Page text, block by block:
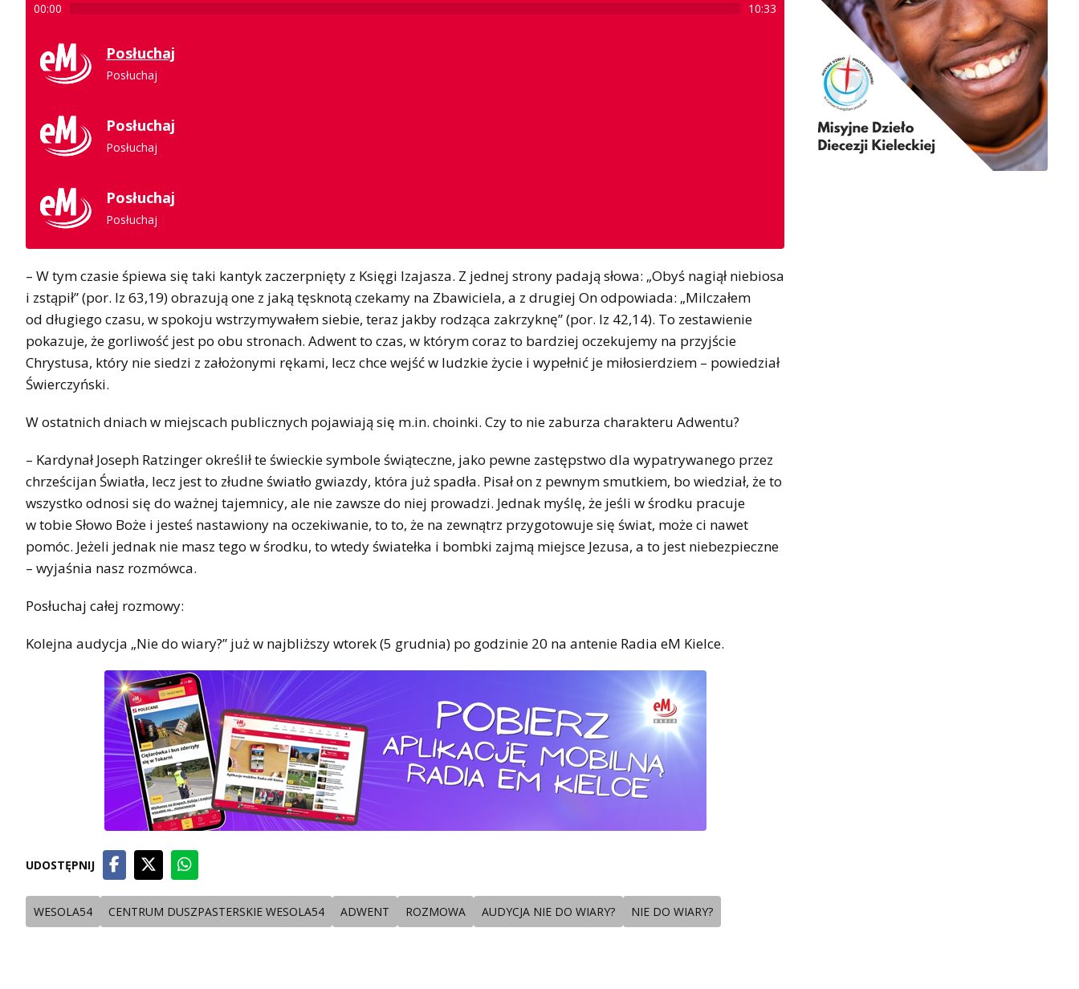
00:00 10:33
Posłuchaj
Posłuchaj
Posłuchaj
Posłuchaj
Posłuchaj
Posłuchaj
– W tym czasie śpiewa się taki kantyk zaczerpnięty z Księgi Izajasza. Z jednej strony padają słowa: „Obyś nagiął niebiosa
i zstąpił” (por. Iz 63,19) obrazują one z jaką tęsknotą czekamy na Zbawiciela, a z drugiej On odpowiada: „Milczałem
od długiego czasu, w spokoju wstrzymywałem siebie, teraz jakby rodząca zakrzyknę” (por. Iz 42,14). To zestawienie
pokazuje, że gorliwość jest po obu stronach. Adwent to czas, w którym coraz to bardziej oczekujemy na przyjście
Chrystusa, który nie siedzi z założonymi rękami, lecz chce wejść w ludzkie życie i wypełnić je miłosierdziem – powiedział
Świerczyński.
W ostatnich dniach w miejscach publicznych pojawiają się m.in. choinki. Czy to nie zaburza charakteru Adwentu?
– Kardynał Joseph Ratzinger określił te świeckie symbole świąteczne, jako pewne zastępstwo dla wypatrywanego przez
chrześcijan Światła, lecz jest to złudne światło gwiazdy, która już spadła. Pisał on z pewnym smutkiem, bo wiedział, że to
wszystko odnosi się do ważnej tajemnicy, ale nie zawsze do niej prowadzi. Jednak myślę, że jeśli w środku pracuje
w tobie Słowo Boże i jesteś nastawiony na oczekiwanie, to to, że na zewnątrz przygotowuje się świat, może ci nawet
pomóc. Jeżeli jednak nie masz tego w środku, to wtedy światełka i bombki zajmą miejsce Jezusa, a to jest niebezpieczne
– wyjaśnia nasz rozmówca.
Posłuchaj całej rozmowy:
Kolejna audycja „Nie do wiary?” już w najbliższy wtorek (5 grudnia) po godzinie 20 na antenie Radia eM Kielce.
UDOSTĘPNIJ
WESOLA54 CENTRUM DUSZPASTERSKIE WESOLA54 ADWENT ROZMOWA AUDYCJA NIE DO WIARY? NIE DO WIARY?